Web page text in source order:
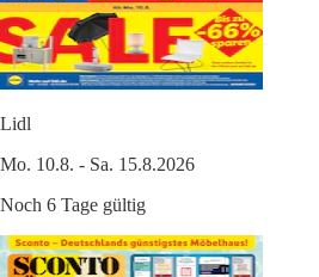
Lidl
Mo. 10.8. - Sa. 15.8.2026
Noch 6 Tage gültig